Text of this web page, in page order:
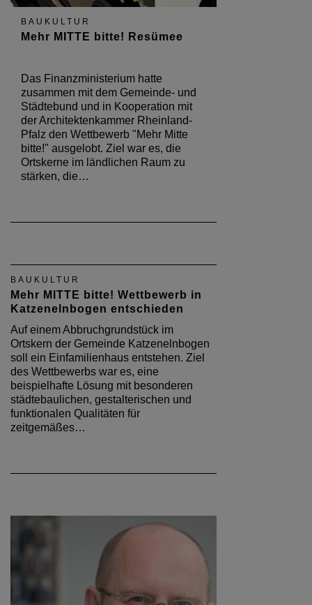
BAUKULTUR
Mehr MITTE bitte! Resümee
Das Finanzministerium hatte
zusammen mit dem Gemeinde- und
Städtebund und in Kooperation mit
der Architektenkammer Rheinland-
Pfalz den Wettbewerb "Mehr Mitte
bitte!" ausgelobt. Ziel war es, die
Ortskerne im ländlichen Raum zu
stärken, die…
BAUKULTUR
Mehr MITTE bitte! Wettbewerb in
Katzenelnbogen entschieden
Auf einem Abbruchgrundstück im
Ortskern der Gemeinde Katzenelnbogen
soll ein Einfamilienhaus entstehen. Ziel
des Wettbewerbs war es, eine
beispielhafte Lösung mit besonderen
städtebaulichen, gestalterischen und
funktionalen Qualitäten für
zeitgemäßes…